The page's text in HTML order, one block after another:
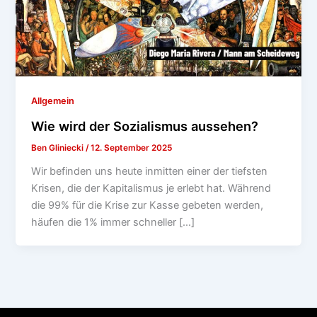
Allgemein
Wie wird der Sozialismus aussehen?
Ben Gliniecki /12. September 2025
Wir befinden uns heute inmitten einer der tiefsten
Krisen, die der Kapitalismus je erlebt hat. Während
die 99% für die Krise zur Kasse gebeten werden,
häufen die 1% immer schneller […]